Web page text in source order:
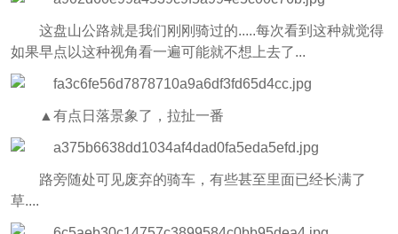
这盘山公路就是我们刚刚骑过的.....每次看到这种就觉得
如果早点以这种视角看一遍可能就不想上去了...
▲有点日落景象了，拉扯一番
路旁随处可见废弃的骑车，有些甚至里面已经长满了
草....